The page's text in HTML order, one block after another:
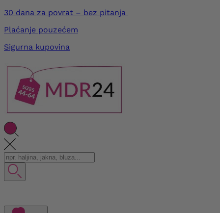
30 dana za povrat – bez pitanja
Plaćanje pouzećem
Sigurna kupovina